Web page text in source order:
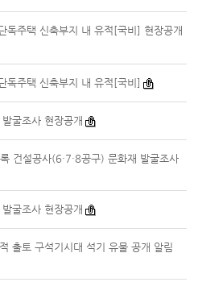
주택 신축부지 내 유적[국비] 현장공개
독주택 신축부지 내 유적[국비]
굴조사 현장공개
건설공사(6·7·8공구) 문화재 발굴조사
굴조사 현장공개
출토 구석기시대 석기 유물 공개 알림